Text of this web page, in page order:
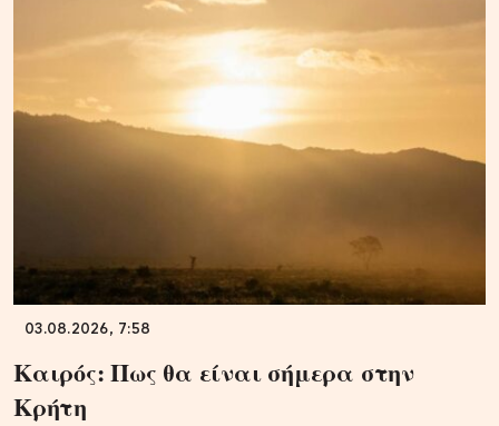
03.08.2026, 7:58
Καιρός: Πως θα είναι σήμερα στην
Κρήτη